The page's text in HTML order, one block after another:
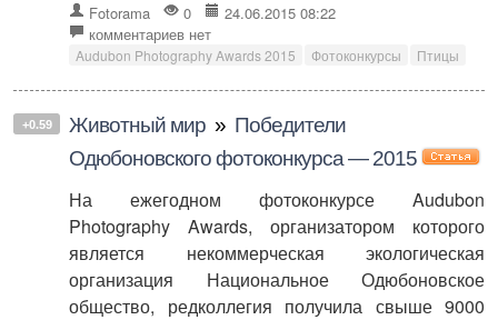
Fotorama 0
24.06.2015 08:22
комментариев нет
Audubon Photography Awards 2015 Фотоконкурсы Птицы
+0.59 Животный мир » Победители
Одюбоновского фотоконкурса — 2015
На ежегодном фотоконкурсе Audubon
Photography Awards, организатором которого
является некоммерческая экологическая
организация Национальное Одюбоновское
общество, редколлегия получила свыше 9000